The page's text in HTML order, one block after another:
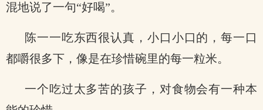
混地说了一句“好喝”。
陈一一吃东西很认真，小口小口的，每一口
都嚼很多下，像是在珍惜碗里的每一粒米。
一个吃过太多苦的孩子，对食物会有一种本